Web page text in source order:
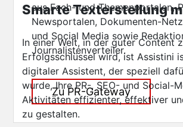
aus Fach- und Themenportalen,
Newsportalen, Dokumenten-
und Social Media sowie
Journalistenverteiler.
Zu PR-Gateway
Smarte Texterstellung
In einer Welt, in der guter Content
Erfolgsschlüssel wird, ist Assistini
digitaler Assistent, der speziell
wurde, Ihre PR-, SEO- und Social-
Aktivitäten effizienter, effektiver
zu gestalten.